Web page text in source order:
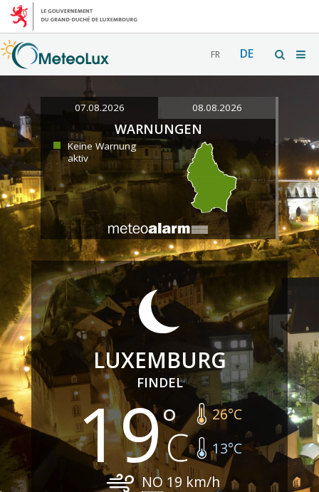
FR DE
07.08.2026 08.08.2026
WARNUNGEN
Keine Warnung
aktiv
LUXEMBURG
FINDEL
19 26°C
13°C
NO 19 km/h